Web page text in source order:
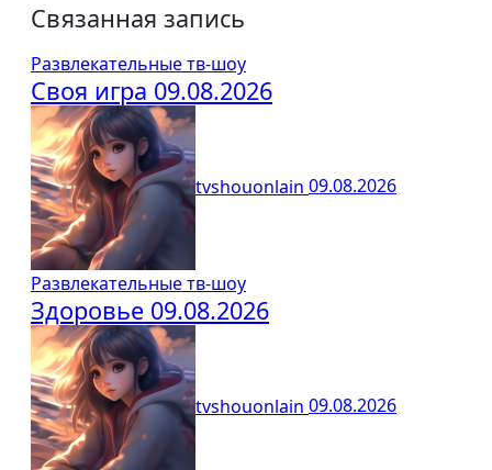
Связанная запись
Развлекательные тв-шоу
Своя игра 09.08.2026
tvshouonlain 09.08.2026
Развлекательные тв-шоу
Здоровье 09.08.2026
tvshouonlain 09.08.2026